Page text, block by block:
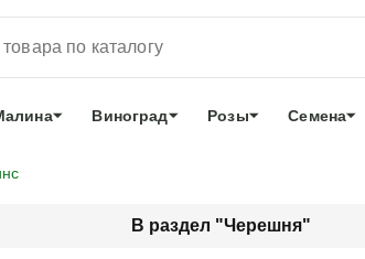
ЛУЧШЕЕ
Виноград Розы Семена
В раздел "Черешня"